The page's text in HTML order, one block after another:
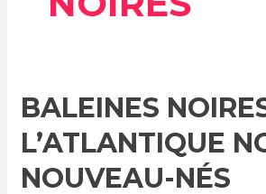
BALEINES
L’ATLANTIQUE
NOUVEAU-NÉS